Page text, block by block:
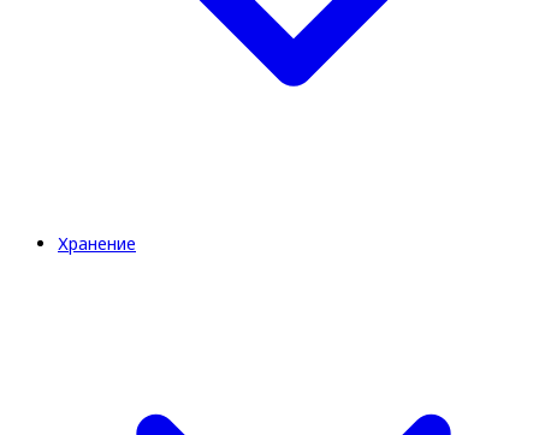
Хранение